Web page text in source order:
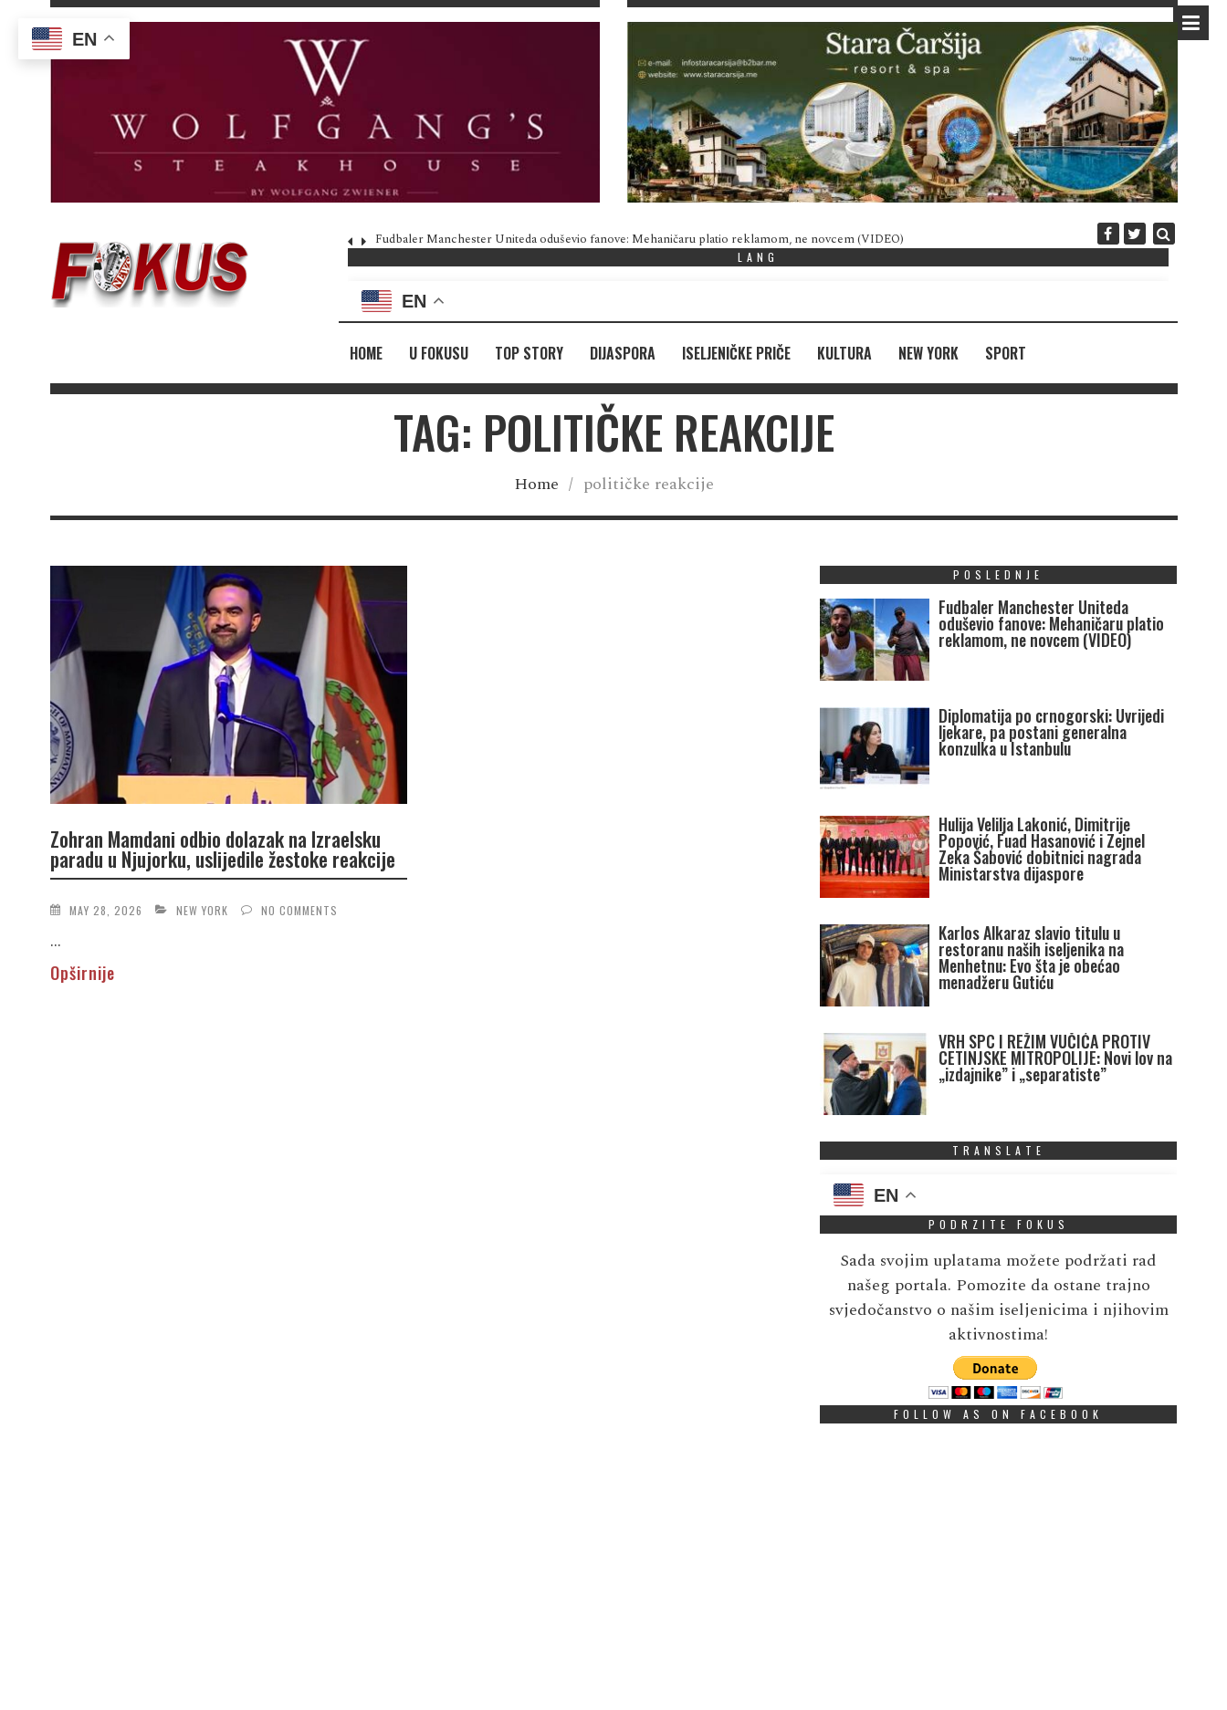
Fudbaler Manchester Uniteda oduševio fanove: Mehaničaru platio reklamom, ne novcem (VIDEO) Diplomatija po
LANG
EN
HOME U FOKUSU TOP STORY DIJASPORA ISELJENIČKE PRIČE KULTURA NEW YORK SPORT
TAG: POLITIČKE REAKCIJE
Home / političke reakcije
Zohran Mamdani odbio dolazak na Izraelsku
paradu u Njujorku, uslijedile žestoke reakcije
MAY 28, 2026 NEW YORK NO COMMENTS
...
Opširnije
POSLEDNJE
Fudbaler Manchester Uniteda
oduševio fanove: Mehaničaru platio
reklamom, ne novcem (VIDEO)
Diplomatija po crnogorski: Uvrijedi
ljekare, pa postani generalna
konzulka u Istanbulu
Hulija Velilja Lakonić, Dimitrije
Popović, Fuad Hasanović i Zejnel
Zeka Šabović dobitnici nagrada
Ministarstva dijaspore
Karlos Alkaraz slavio titulu u
restoranu naših iseljenika na
Menhetnu: Evo šta je obećao
menadžeru Gutiću
VRH SPC I REŽIM VUČIĆA PROTIV
CETINJSKE MITROPOLIJE: Novi lov na
„izdajnike” i „separatiste”
TRANSLATE
EN
PODRZITE FOKUS
Sada svojim uplatama možete podržati rad
našeg portala. Pomozite da ostane trajno
svjedočanstvo o našim iseljenicima i njihovim
aktivnostima!
FOLLOW AS ON FACEBOOK
EN